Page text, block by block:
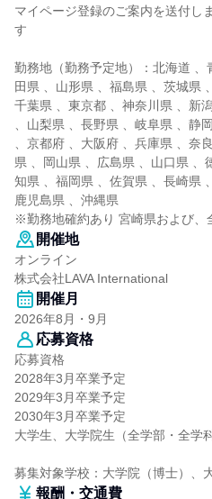
マイページ登録のご案内を送付し
す
勤務地（勤務予定地）：北海道
田県 、山形県 、福島県 、茨城県
千葉県 、東京都 、神奈川県 、新
、山梨県 、長野県 、岐阜県 、静
、京都府 、大阪府 、兵庫県 、奈
県 、岡山県 、広島県 、山口県 、
知県 、福岡県 、佐賀県 、長崎県
鹿児島県 、沖縄県
※勤務地確約あり 宮崎県および、
開催地
オンライン
株式会社LAVA International
開催月
2026年8月・9月
応募資格
応募資格
2028年3月卒業予定
2029年3月卒業予定
2030年3月卒業予定
大学生、大学院生（全学部・全学
募集対象学校：大学院（博士）、
報酬・交通費